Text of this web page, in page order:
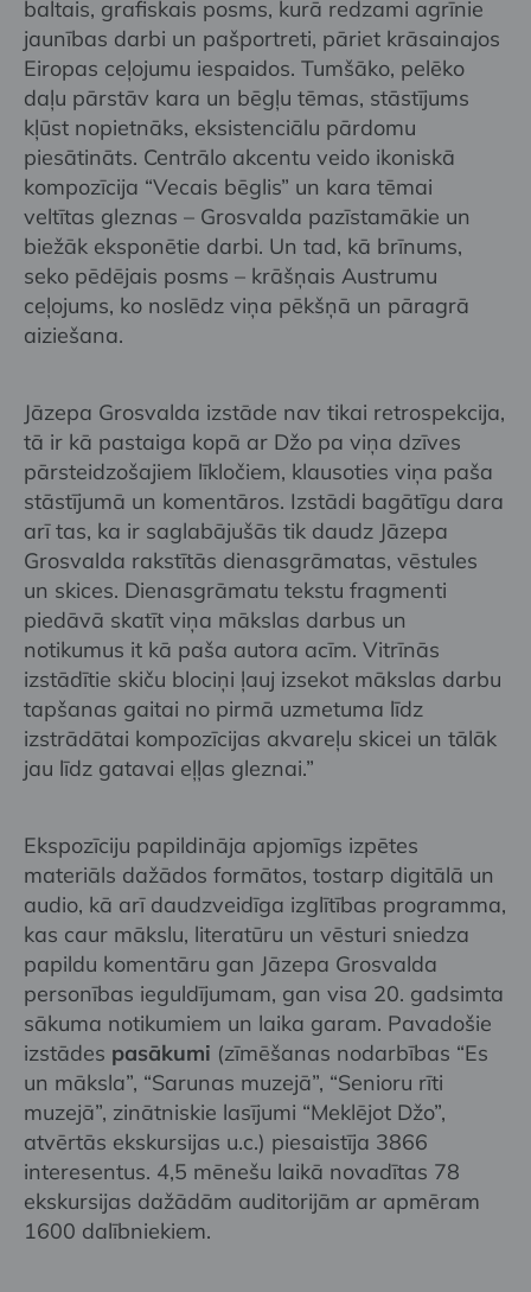
baltais, grafiskais posms, kurā redzami agrīnie
jaunības darbi un pašportreti, pāriet krāsainajos
Eiropas ceļojumu iespaidos. Tumšāko, pelēko
daļu pārstāv kara un bēgļu tēmas, stāstījums
kļūst nopietnāks, eksistenciālu pārdomu
piesātināts. Centrālo akcentu veido ikoniskā
kompozīcija “Vecais bēglis” un kara tēmai
veltītas gleznas – Grosvalda pazīstamākie un
biežāk eksponētie darbi. Un tad, kā brīnums,
seko pēdējais posms – krāšņais Austrumu
ceļojums, ko noslēdz viņa pēkšņā un pāragrā
aiziešana.
Jāzepa Grosvalda izstāde nav tikai retrospekcija,
tā ir kā pastaiga kopā ar Džo pa viņa dzīves
pārsteidzošajiem līkločiem, klausoties viņa paša
stāstījumā un komentāros. Izstādi bagātīgu dara
arī tas, ka ir saglabājušās tik daudz Jāzepa
Grosvalda rakstītās dienasgrāmatas, vēstules
un skices. Dienasgrāmatu tekstu fragmenti
piedāvā skatīt viņa mākslas darbus un
notikumus it kā paša autora acīm. Vitrīnās
izstādītie skiču blociņi ļauj izsekot mākslas darbu
tapšanas gaitai no pirmā uzmetuma līdz
izstrādātai kompozīcijas akvareļu skicei un tālāk
jau līdz gatavai eļļas gleznai.”
Ekspozīciju papildināja apjomīgs izpētes
materiāls dažādos formātos, tostarp digitālā un
audio, kā arī daudzveidīga izglītības programma,
kas caur mākslu, literatūru un vēsturi sniedza
papildu komentāru gan Jāzepa Grosvalda
personības ieguldījumam, gan visa 20. gadsimta
sākuma notikumiem un laika garam. Pavadošie
izstādes pasākumi (zīmēšanas nodarbības “Es
un māksla”, “Sarunas muzejā”, “Senioru rīti
muzejā”, zinātniskie lasījumi “Meklējot Džo”,
atvērtās ekskursijas u.c.) piesaistīja 3866
interesentus. 4,5 mēnešu laikā novadītas 78
ekskursijas dažādām auditorijām ar apmēram
1600 dalībniekiem.